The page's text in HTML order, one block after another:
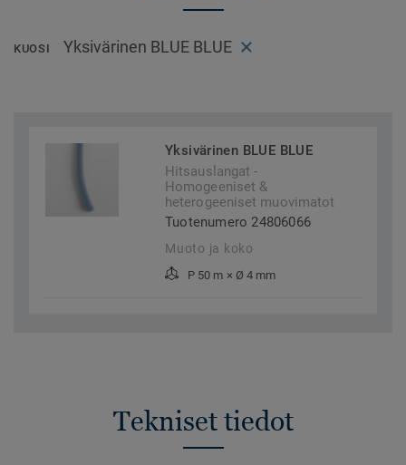
KUOSI Yksivärinen BLUE BLUE
Yksivärinen BLUE BLUE
Hitsauslangat -
Homogeeniset &
heterogeeniset muovimatot
Tuotenumero 24806066
Muoto ja koko
P 50 m × Ø 4 mm
Tekniset tiedot